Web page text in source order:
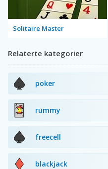
Solitaire Master
Relaterte kategorier
poker
rummy
freecell
blackjack